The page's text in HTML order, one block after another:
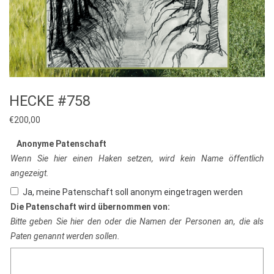
HECKE #758
€200,00
Anonyme Patenschaft
Wenn Sie hier einen Haken setzen, wird kein Name öffentlich
angezeigt.
Ja, meine Patenschaft soll anonym eingetragen werden
Die Patenschaft wird übernommen von:
Bitte geben Sie hier den oder die Namen der Personen an, die als
Paten genannt werden sollen.